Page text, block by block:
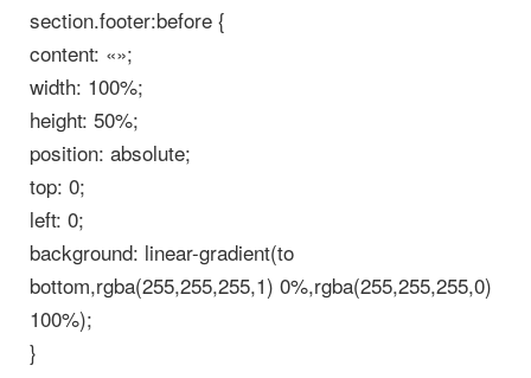
section.footer:before {
content: «»;
width: 100%;
height: 50%;
position: absolute;
top: 0;
left: 0;
background: linear-gradient(to
bottom,rgba(255,255,255,1) 0%,rgba(255,255,255,0)
100%);
}